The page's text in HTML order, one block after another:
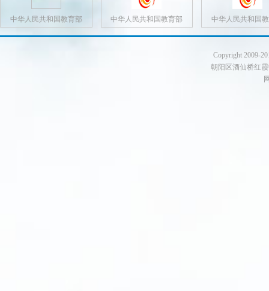
中华人民共和国教育部 中华人民共和国教育部 中华人民共和国
Copyright 2009-
朝阳区酒仙桥红霞